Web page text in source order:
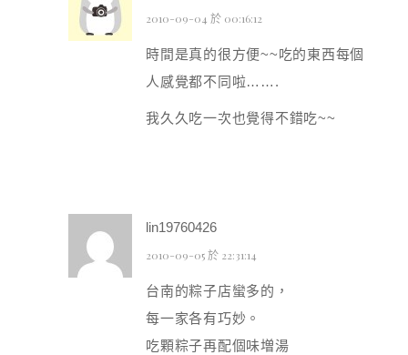
2010-09-04 於 00:16:12
時間是真的很方便~~吃的東西每個
人感覺都不同啦…….
我久久吃一次也覺得不錯吃~~
lin19760426
2010-09-05 於 22:31:14
台南的粽子店蠻多的，
每一家各有巧妙。
吃顆粽子再配個味増湯